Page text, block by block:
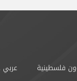
فلسطينية